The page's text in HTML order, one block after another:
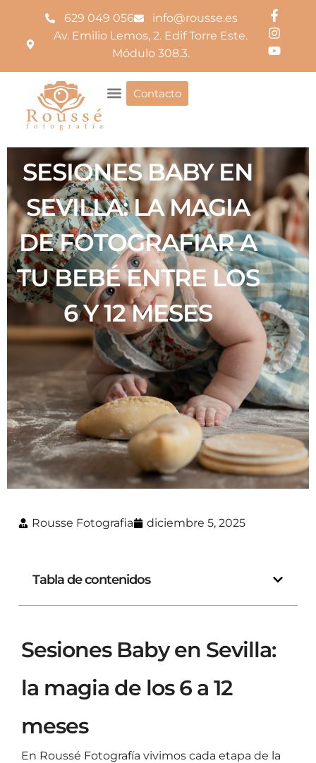
629 049 056
info@rousse.es
Av. Emilio Lemos, 2. Edif Torre Este.
Módulo 308.3.
Contacto
SESIONES BABY EN
SEVILLA: LA MAGIA
DE FOTOGRAFIAR A
TU BEBÉ ENTRE LOS
6 Y 12 MESES
Rousse Fotografia diciembre 5, 2025
Tabla de contenidos
Sesiones Baby en Sevilla:
la magia de los 6 a 12
meses
En Roussé Fotografía vivimos cada etapa de la